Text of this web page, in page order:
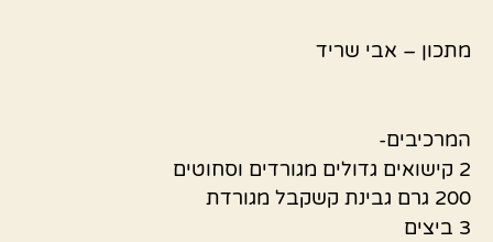
מתכון – אבי שריד
המרכיבים-
2 קישואים גדולים מגורדים וסחוטים
200 גרם גבינת קשקבל מגורדת
3 ביצים